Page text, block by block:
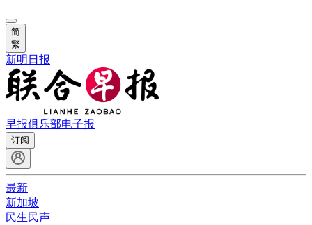
简
繁
新明日报
早报俱乐部电子报
订阅
最新
新加坡
民生民声